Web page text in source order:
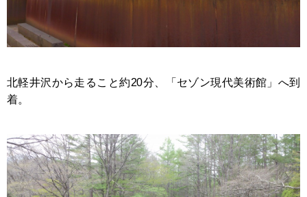
北軽井沢から走ること約20分、「セゾン現代美術館」へ到
着。